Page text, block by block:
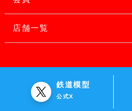
店舗一覧
鉄道模型
公式X